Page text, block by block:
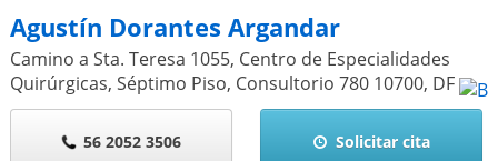
Agustín Dorantes Argandar
Camino a Sta. Teresa 1055, Centro de Especialidades
Quirúrgicas, Séptimo Piso, Consultorio 780 10700, DF
56 2052 3506 Solicitar cita